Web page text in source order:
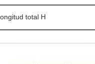
total H